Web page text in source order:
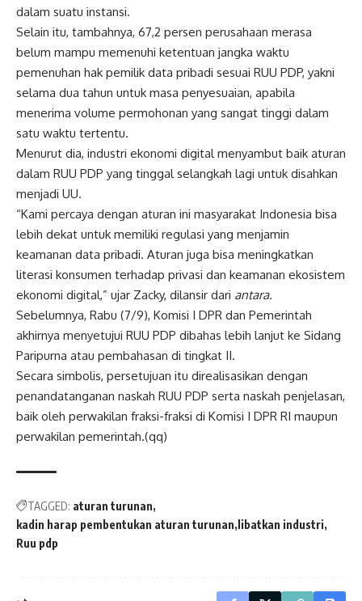
dalam suatu instansi.
Selain itu, tambahnya, 67,2 persen perusahaan merasa
belum mampu memenuhi ketentuan jangka waktu
pemenuhan hak pemilik data pribadi sesuai RUU PDP, yakni
selama dua tahun untuk masa penyesuaian, apabila
menerima volume permohonan yang sangat tinggi dalam
satu waktu tertentu.
Menurut dia, industri ekonomi digital menyambut baik aturan
dalam RUU PDP yang tinggal selangkah lagi untuk disahkan
menjadi UU.
“Kami percaya dengan aturan ini masyarakat Indonesia bisa
lebih dekat untuk memiliki regulasi yang menjamin
keamanan data pribadi. Aturan juga bisa meningkatkan
literasi konsumen terhadap privasi dan keamanan ekosistem
ekonomi digital,” ujar Zacky, dilansir dari antara.
Sebelumnya, Rabu (7/9), Komisi I DPR dan Pemerintah
akhirnya menyetujui RUU PDP dibahas lebih lanjut ke Sidang
Paripurna atau pembahasan di tingkat II.
Secara simbolis, persetujuan itu direalisasikan dengan
penandatanganan naskah RUU PDP serta naskah penjelasan,
baik oleh perwakilan fraksi-fraksi di Komisi I DPR RI maupun
perwakilan pemerintah.(qq)
TAGGED: aturan turunan
kadin harap pembentukan aturan turunan libatkan industri
Ruu pdp